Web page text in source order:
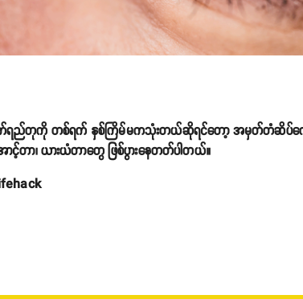
ရည်တုကို တစ်ရက် နှစ်ကြိမ်မကသုံးတယ်ဆိုရင်တော့ အမှတ်တံဆိပ်ကေ
တာ၊ ယားယံတာတွေ ဖြစ်ပွားနေတတ်ပါတယ်။